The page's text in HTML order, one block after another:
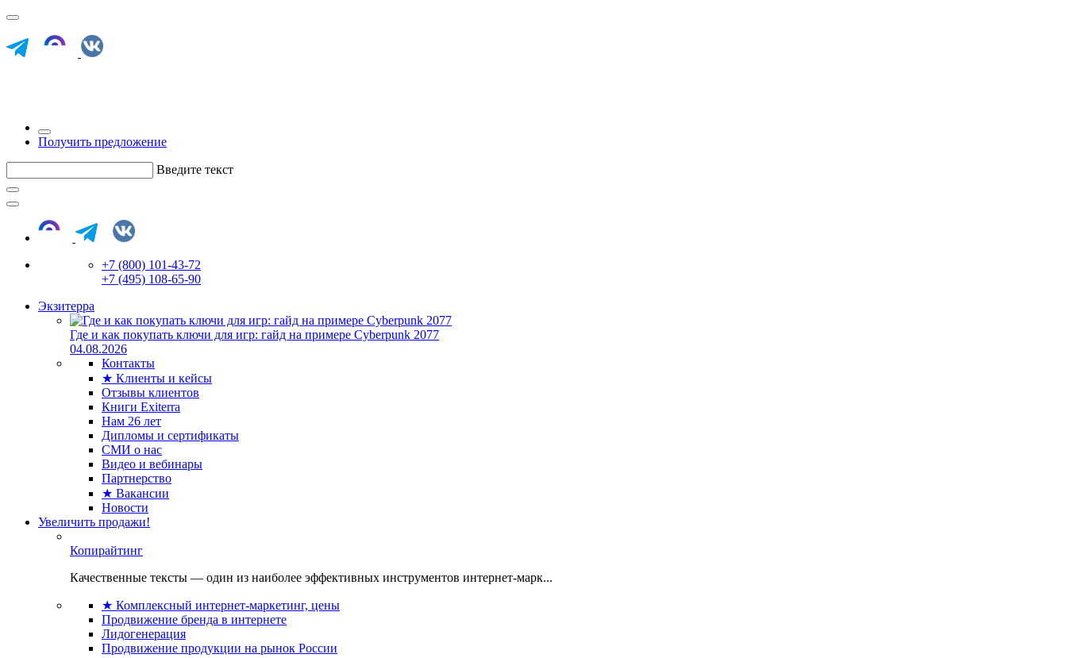
Получить предложение
Введите текст
+7 (800) 101-43-72
+7 (495) 108-65-90
Экзитерра
Где и как покупать ключи для игр: гайд на примере Cyberpunk 2077
04.08.2026
Контакты
★ Клиенты и кейсы
Отзывы клиентов
Книги Exiterra
Нам 26 лет
Дипломы и сертификаты
СМИ о нас
Видео и вебинары
Партнерство
★ Вакансии
Новости
Увеличить продажи!
Копирайтинг
Качественные тексты — один из наиболее эффективных инструментов интернет-марк...
★ Комплексный интернет-маркетинг, цены
Продвижение бренда в интернете
Лидогенерация
Продвижение продукции на рынок России